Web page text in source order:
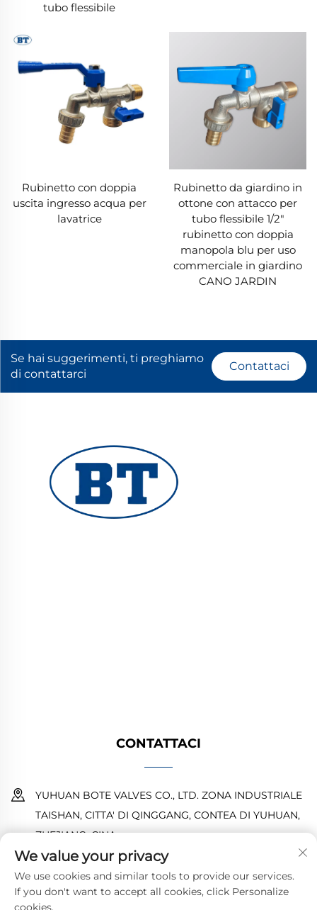
tubo flessibile
Rubinetto con doppia
uscita ingresso acqua per
lavatrice
Rubinetto da giardino in
ottone con attacco per
tubo flessibile 1/2"
rubinetto con doppia
manopola blu per uso
commerciale in giardino
CANO JARDIN
Se hai suggerimenti, ti preghiamo
di contattarci
Contattaci
CONTATTACI
YUHUAN BOTE VALVES CO., LTD. ZONA INDUSTRIALE
TAISHAN, CITTA' DI QINGGANG, CONTEA DI YUHUAN,
ZHEJIANG, CINA
18968473237
[email protected]
We value your privacy
We use cookies and similar tools to provide our services.
If you don't want to accept all cookies, click Personalize
cookies.